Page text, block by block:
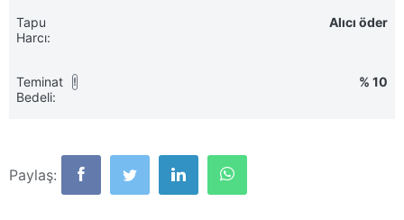
Tapu
Harcı:
Alıcı öder
Teminat
Bedeli:
! % 10
Paylaş: